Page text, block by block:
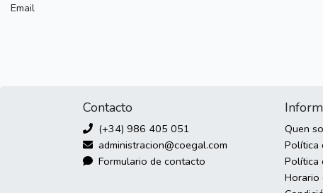
Email
Contacto
(+34) 986 405 051
administracion@coegal.com
Formulario de contacto
Quen
Política
Política
Horario